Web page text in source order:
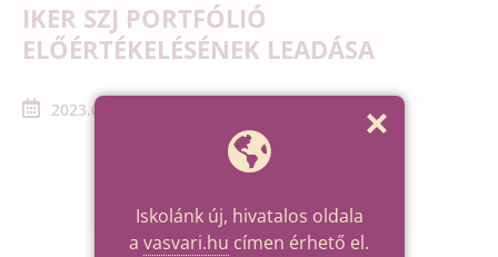
IKER SZJ PORTFÓLIÓ
ELŐÉRTÉKELÉSÉNEK LEADÁSA
2023.05.12. - 2023.05.12.
Iskolánk új, hivatalos oldala
a vasvari.hu címen érhető el.